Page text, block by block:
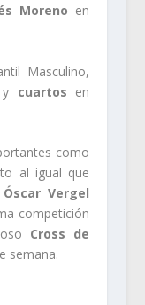
Moreno en
Masculino,
cuartos en
como
al igual que
Óscar Vergel
competición
Cross de
semana.